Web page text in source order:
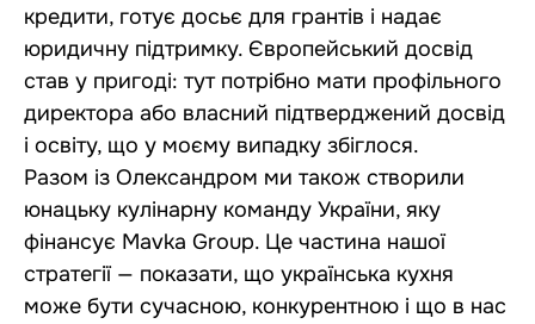
кредити, готує досьє для грантів і надає
юридичну підтримку. Європейський досвід
став у пригоді: тут потрібно мати профільного
директора або власний підтверджений досвід
і освіту, що у моєму випадку збіглося.
Разом із Олександром ми також створили
юнацьку кулінарну команду України, яку
фінансує Mavka Group. Це частина нашої
стратегії — показати, що українська кухня
може бути сучасною, конкурентною і що в нас